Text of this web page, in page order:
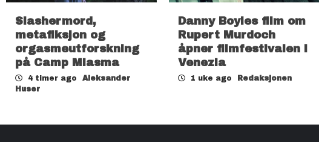
Slashermord,
metafiksjon og
orgasmeutforskning
på Camp Miasma
4 timer ago
Aleksander
Huser
Danny Boyles film om
Rupert Murdoch
åpner filmfestivalen i
Venezia
1 uke ago Redaksjonen